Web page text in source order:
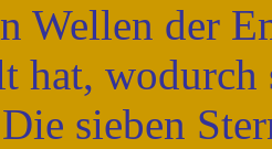
Wellen der
hat,
sieben